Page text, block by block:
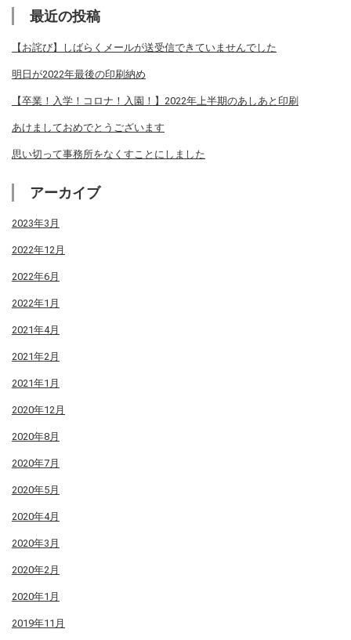
最近の投稿
【お詫び】しばらくメールが送受信できていませんでした
明日が2022年最後の印刷納め
【卒業！入学！コロナ！入園！】2022年上半期のあしあと印刷
あけましておめでとうございます
思い切って事務所をなくすことにしました
アーカイブ
2023年3月
2022年12月
2022年6月
2022年1月
2021年4月
2021年2月
2021年1月
2020年12月
2020年8月
2020年7月
2020年5月
2020年4月
2020年3月
2020年2月
2020年1月
2019年11月